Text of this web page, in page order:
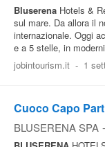
Bluserena Hotels &
sul mare. Da allora il
internazionale. Oggi
e a 5 stelle, in
jobintourism.it - 1
Cuoco Capo
BLUSERENA SPA -